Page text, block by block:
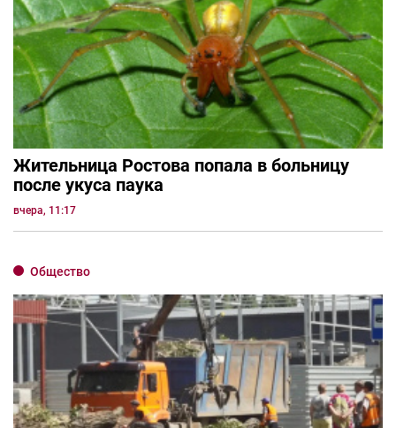
Жительница Ростова попала в больницу
после укуса паука
вчера, 11:17
Общество